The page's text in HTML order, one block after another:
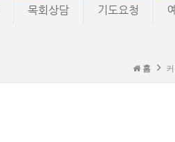
목회상담 기도요청
홈